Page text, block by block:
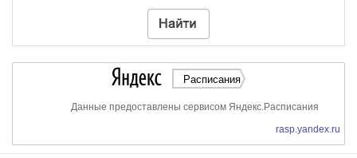
Расписания
Данные предоставлены сервисом Яндекс.Расписания
rasp.yandex.ru